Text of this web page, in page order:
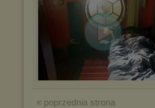
« poprzednia strona